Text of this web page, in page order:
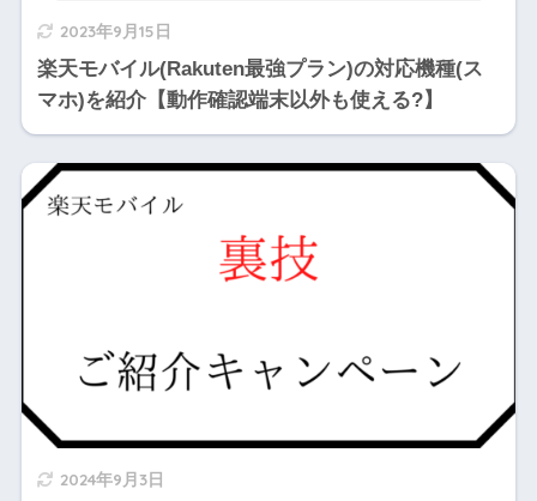
2023年9月15日
楽天モバイル(Rakuten最強プラン)の対応機種(ス
マホ)を紹介【動作確認端末以外も使える?】
2024年9月3日